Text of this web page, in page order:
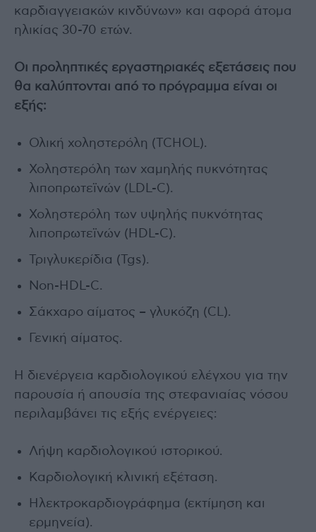
καρδιαγγειακών κινδύνων» και αφορά άτομα
ηλικίας 30-70 ετών.
Οι προληπτικές εργαστηριακές εξετάσεις που
θα καλύπτονται από το πρόγραμμα είναι οι
εξής:
Ολική χοληστερόλη (TCHOL).
Χοληστερόλη των χαμηλής πυκνότητας
λιποπρωτεϊνών (LDL-C).
Χοληστερόλη των υψηλής πυκνότητας
λιποπρωτεϊνών (HDL-C).
Τριγλυκερίδια (Tgs).
Νon-HDL-C.
Σάκχαρο αίματος – γλυκόζη (CL).
Γενική αίματος.
Η διενέργεια καρδιολογικού ελέγχου για την
παρουσία ή απουσία της στεφανιαίας νόσου
περιλαμβάνει τις εξής ενέργειες:
Λήψη καρδιολογικού ιστορικού.
Καρδιολογική κλινική εξέταση.
Ηλεκτροκαρδιογράφημα (εκτίμηση και
ερμηνεία).